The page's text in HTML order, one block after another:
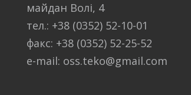
майдан Волі, 4
тел.: +38 (0352) 52-10-01
факс: +38 (0352) 52-25-52
e-mail: oss.teko@gmail.com